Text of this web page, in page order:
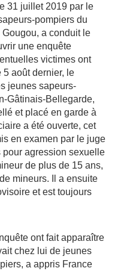
31 juillet 2019 par le
pompiers du
a conduit le
une enquête
victimes ont
août dernier, le
jeunes sapeurs-
Gâtinais-Bellegarde,
et placé en garde à
a été ouverte, cet
en examen par le juge
pour agression sexuelle
de plus de 15 ans,
mineurs. Il a ensuite
et est toujours
ont fait apparaître
chez lui de jeunes
a appris France